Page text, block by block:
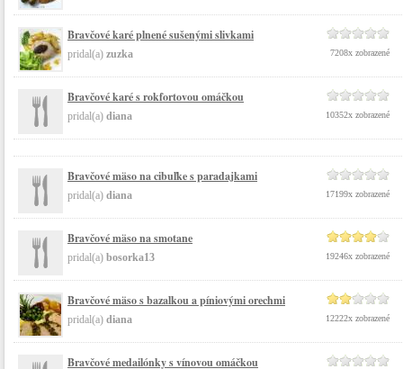
Bravčové karé plnené sušenými slivkami
pridal(a) zuzka 7208x zobrazené
Bravčové karé s rokfortovou omáčkou
pridal(a) diana 10352x zobrazené
Bravčové mäso na cibuľke s paradajkami
pridal(a) diana 17199x zobrazené
Bravčové mäso na smotane
pridal(a) bosorka13 19246x zobrazené
Bravčové mäso s bazalkou a píniovými orechmi
pridal(a) diana 12222x zobrazené
Bravčové medailónky s vínovou omáčkou